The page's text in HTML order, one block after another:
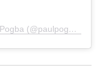
Un post condiviso da Paul Labile Pogba (@paulpogba)